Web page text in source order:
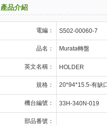
產品介紹
電編： S502-00060-7
品名： Murata轉盤
英文名稱： HOLDER
規格： 20*94*15.5-有缺
機台編號： 33H-340N-019
部品番號：